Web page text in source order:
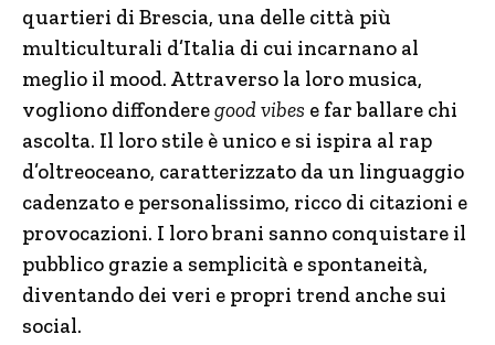
quartieri di Brescia, una delle città più
multiculturali d’Italia di cui incarnano al
meglio il mood. Attraverso la loro musica,
vogliono diffonderegood vibes e far ballare chi
ascolta. Il loro stile è unico e si ispira al rap
d’oltreoceano, caratterizzato da un linguaggio
cadenzato e personalissimo, ricco di citazioni e
provocazioni. I loro brani sanno conquistare il
pubblico grazie a semplicità e spontaneità,
diventando dei veri e propri trend anche sui
social.